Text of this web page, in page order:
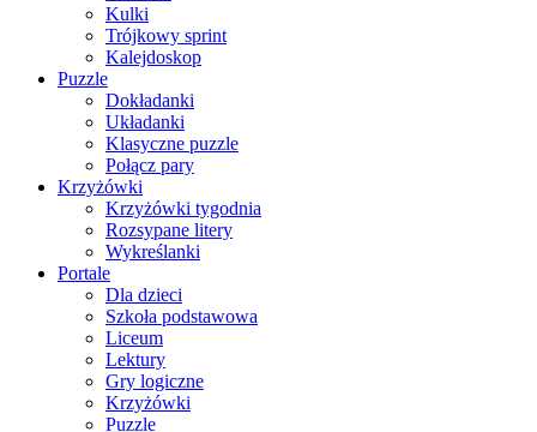
Kulki
Trójkowy sprint
Kalejdoskop
Puzzle
Dokładanki
Układanki
Klasyczne puzzle
Połącz pary
Krzyżówki
Krzyżówki tygodnia
Rozsypane litery
Wykreślanki
Portale
Dla dzieci
Szkoła podstawowa
Liceum
Lektury
Gry logiczne
Krzyżówki
Puzzle